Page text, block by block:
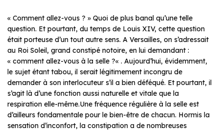
« Comment allez-vous ? » Quoi de plus banal qu’une telle
question. Et pourtant, du temps de Louis XIV, cette question
était porteuse d’un tout autre sens. A Versailles, on s’adressait
au Roi Soleil, grand constipé notoire, en lui demandant :
« comment allez-vous à la selle ?« . Aujourd’hui, évidemment,
le sujet étant tabou, il serait légitimement incongru de
demander à son interlocuteur s’il a bien déféqué. Et pourtant, il
s’agit là d’une fonction aussi naturelle et vitale que la
respiration elle-même.Une fréquence régulière à la selle est
d’ailleurs fondamentale pour le bien-être de chacun. Hormis la
sensation d’inconfort, la constipation a de nombreuses